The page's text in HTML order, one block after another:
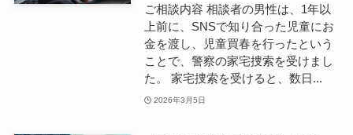
ご相談内容 相談者の男性は、1年以
上前に、SNSで知り合った児童にお
金を渡し、児童買春を行ったという
ことで、警察の家宅捜索を受けまし
た。 家宅捜索を受けると、数日...
2026年3月5日